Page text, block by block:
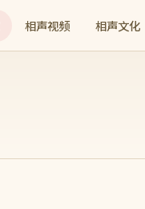
相声视频 相声文化